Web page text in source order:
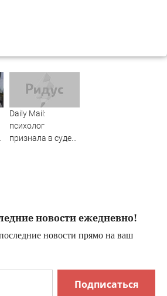
Daily Mail:
психолог
признала в суде
новости ежедневно!
новости прямо на ваш
Подписаться